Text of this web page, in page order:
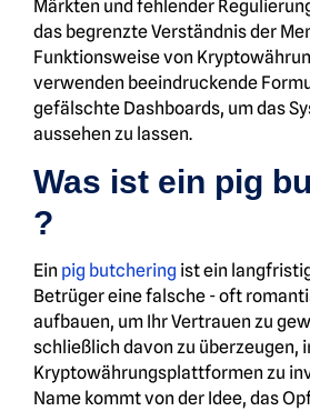
Märkten und fehlender
das begrenzte Verständnis der
Funktionsweise von
verwenden beeindruckende
gefälschte Dashboards, um das
aussehen zu lassen.
Was ist ein pig
?
Ein pig butchering ist ein
Betrüger eine falsche - oft
aufbauen, um Ihr Vertrauen zu
schließlich davon zu überzeugen,
Kryptowährungsplattformen zu
Name kommt von der Idee, das